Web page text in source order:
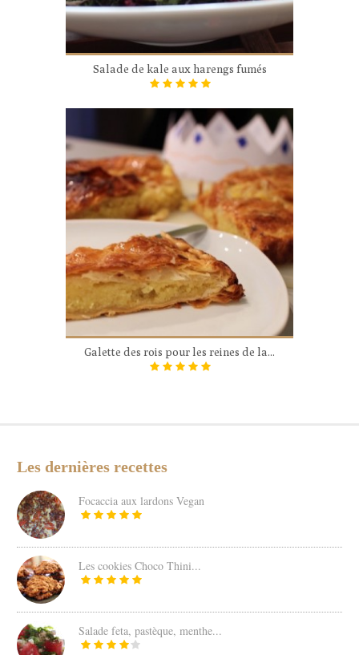
Salade de kale aux harengs fumés
Galette des rois pour les reines de la...
Les dernières recettes
Focaccia aux lardons Vegan
Les cookies Choco Thini...
Salade feta, pastèque, menthe...